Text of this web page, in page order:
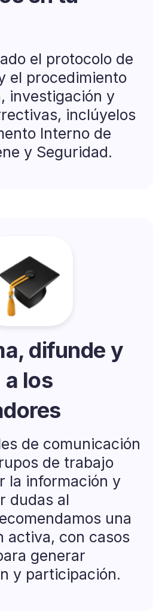
el protocolo de
el procedimiento
investigación y
inclúyelos
Interno de
y Seguridad.
difunde y
los
de comunicación
de trabajo
la información y
dudas al
una
activa, con casos
generar
y participación.